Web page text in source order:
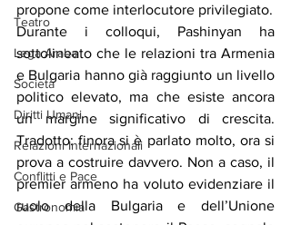
Teatro
Lega Araba
Società
Diritti Umani
Relazioni Internazionali
Conflitti e Pace
Gastronomia
propone come interlocutore privilegiato.
Durante i colloqui, Pashinyan ha
sottolineato che le relazioni tra Armenia
e Bulgaria hanno già raggiunto un livello
politico elevato, ma che esiste ancora
un margine significativo di crescita.
Tradotto: finora si è parlato molto, ora si
prova a costruire davvero. Non a caso, il
premier armeno ha voluto evidenziare il
ruolo della Bulgaria e dell’Unione